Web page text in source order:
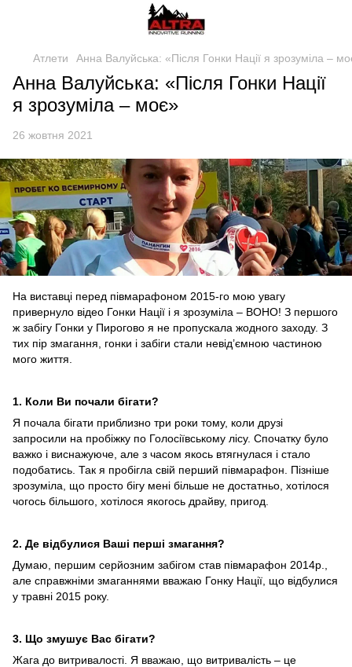
Атлети Анна Валуйська: «Після Гонки Нації я зрозуміла –
Анна Валуйська: «Після Гонки Нації
я зрозуміла – моє»
26 жовтня 2021
На виставці перед півмарафоном 2015-го мою увагу
привернуло відео Гонки Нації і я зрозуміла – ВОНО! З першого
ж забігу Гонки у Пирогово я не пропускала жодного заходу. З
тих пір змагання, гонки і забіги стали невід’ємною частиною
мого життя.
1. Коли Ви почали бігати?
Я почала бігати приблизно три роки тому, коли друзі
запросили на пробіжку по Голосіївському лісу. Спочатку було
важко і виснажуюче, але з часом якось втягнулася і стало
подобатись. Так я пробігла свій перший півмарафон. Пізніше
зрозуміла, що просто бігу мені більше не достатньо, хотілося
чогось більшого, хотілося якогось драйву, пригод.
2. Де відбулися Ваші перші змагання?
Думаю, першим серйозним забігом став півмарафон 2014р.,
але справжніми змаганнями вважаю Гонку Нації, що відбулися
у травні 2015 року.
3. Що змушує Вас бігати?
Жага до витривалості. Я вважаю, що витривалість – це